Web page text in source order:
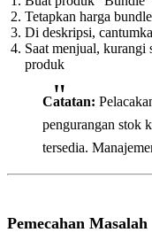
Tetapkan harga bundle
Di deskripsi,
Saat menjual, kurangi
produk
Catatan:
pengurangan stok
tersedia.
Pemecahan Masalah